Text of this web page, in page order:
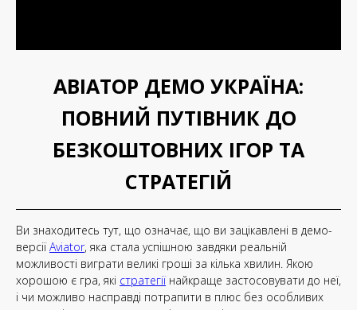
АВІАТОР ДЕМО УКРАЇНА:
ПОВНИЙ ПУТІВНИК ДО
БЕЗКОШТОВНИХ ІГОР ТА
СТРАТЕГІЙ
Ви знаходитесь тут, що означає, що ви зацікавлені в демо-
версіїAviator, яка стала успішною завдяки реальній
можливості виграти великі гроші за кілька хвилин. Якою
хорошою є гра, які стратегіїнайкраще застосовувати до неї,
і чи можливо насправді потрапити в плюс без особливих